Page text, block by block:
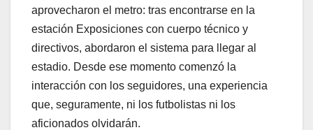
aprovecharon el metro: tras encontrarse en la
estación Exposiciones con cuerpo técnico y
directivos, abordaron el sistema para llegar al
estadio. Desde ese momento comenzó la
interacción con los seguidores, una experiencia
que, seguramente, ni los futbolistas ni los
aficionados olvidarán.